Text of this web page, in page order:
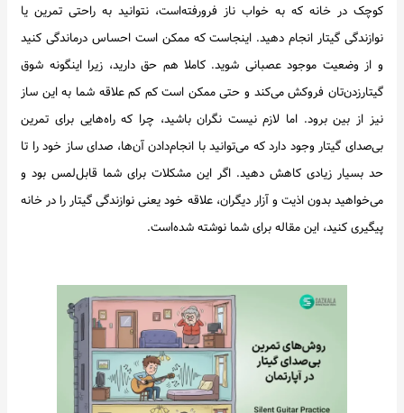
کوچک در خانه که به خواب ناز فرورفته‌است، نتوانید به راحتی تمرین یا
نوازندگی گیتار انجام دهید. اینجاست که ممکن است احساس درماندگی کنید
و از وضعیت موجود عصبانی شوید. کاملا هم حق دارید، زیرا اینگونه شوق
گیتارزدن‌تان فروکش می‌کند و حتی ممکن است کم کم علاقه شما به این ساز
نیز از بین برود. اما لازم نیست نگران باشید، چرا که راه‌هایی برای تمرین
بی‌صدای گیتار وجود دارد که می‌توانید با انجام‌دادن آن‌ها، صدای ساز خود را تا
حد بسیار زیادی کاهش دهید. اگر این مشکلات برای شما قابل‌لمس بود و
می‌خواهید بدون اذیت و آزار دیگران، علاقه خود یعنی نوازندگی گیتار را در خانه
پیگیری کنید، این مقاله برای شما نوشته شده‌است.